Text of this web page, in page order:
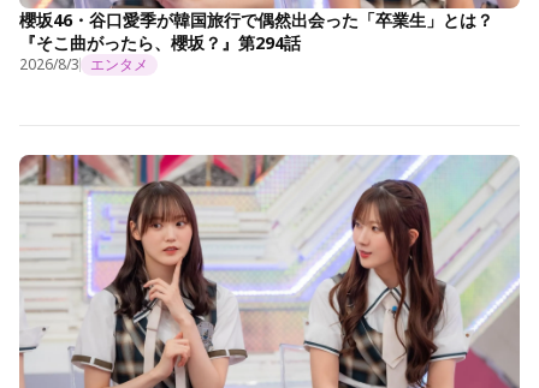
櫻坂46・谷口愛季が韓国旅行で偶然出会った「卒業生」とは？
『そこ曲がったら、櫻坂？』第294話
2026/8/3 エンタメ